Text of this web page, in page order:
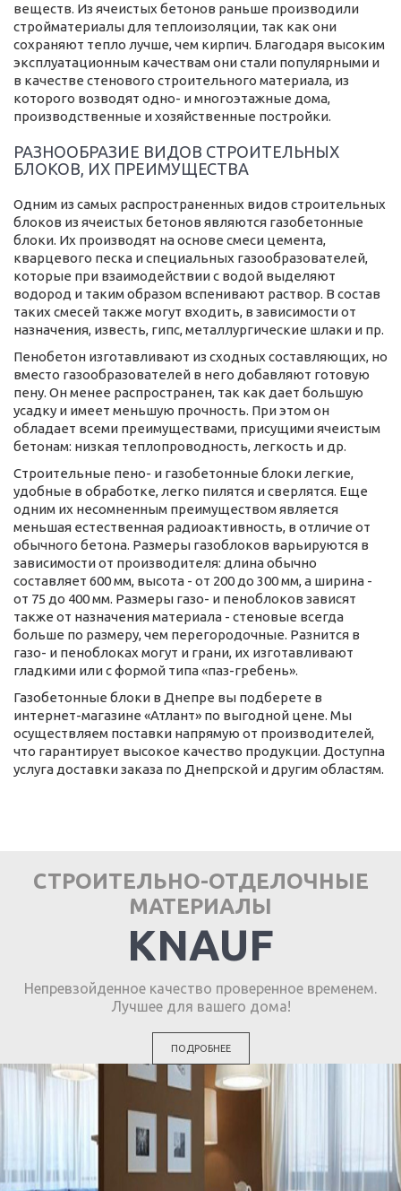
веществ. Из ячеистых бетонов раньше производили
стройматериалы для теплоизоляции, так как они
сохраняют тепло лучше, чем кирпич. Благодаря высоким
эксплуатационным качествам они стали популярными и
в качестве стенового строительного материала, из
которого возводят одно- и многоэтажные дома,
производственные и хозяйственные постройки.
РАЗНООБРАЗИЕ ВИДОВ СТРОИТЕЛЬНЫХ
БЛОКОВ, ИХ ПРЕИМУЩЕСТВА
Одним из самых распространенных видов строительных
блоков из ячеистых бетонов являются газобетонные
блоки. Их производят на основе смеси цемента,
кварцевого песка и специальных газообразователей,
которые при взаимодействии с водой выделяют
водород и таким образом вспенивают раствор. В состав
таких смесей также могут входить, в зависимости от
назначения, известь, гипс, металлургические шлаки и пр.
Пенобетон изготавливают из сходных составляющих, но
вместо газообразователей в него добавляют готовую
пену. Он менее распространен, так как дает большую
усадку и имеет меньшую прочность. При этом он
обладает всеми преимуществами, присущими ячеистым
бетонам: низкая теплопроводность, легкость и др.
Строительные пено- и газобетонные блоки легкие,
удобные в обработке, легко пилятся и сверлятся. Еще
одним их несомненным преимуществом является
меньшая естественная радиоактивность, в отличие от
обычного бетона. Размеры газоблоков варьируются в
зависимости от производителя: длина обычно
составляет 600 мм, высота - от 200 до 300 мм, а ширина -
от 75 до 400 мм. Размеры газо- и пеноблоков зависят
также от назначения материала - стеновые всегда
больше по размеру, чем перегородочные. Разнится в
газо- и пеноблоках могут и грани, их изготавливают
гладкими или с формой типа «паз-гребень».
Газобетонные блоки в Днепре вы подберете в
интернет-магазине «Атлант» по выгодной цене. Мы
осуществляем поставки напрямую от производителей,
что гарантирует высокое качество продукции. Доступна
услуга доставки заказа по Днепрской и другим областям.
СТРОИТЕЛЬНО-ОТДЕЛОЧНЫЕ
МАТЕРИАЛЫ
KNAUF
Непревзойденное качество проверенное временем.
Лучшее для вашего дома!
ПОДРОБНЕЕ